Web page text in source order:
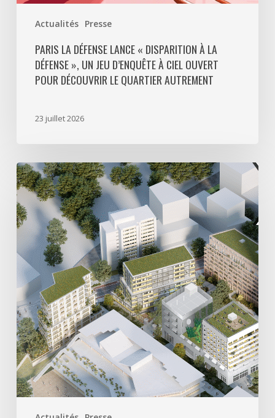
Actualités Presse
découvrir
quartier
PARIS LA DÉFENSE LANCE « DISPARITION À LA
DÉFENSE », UN JEU D’ENQUÊTE À CIEL OUVERT
POUR DÉCOUVRIR LE QUARTIER AUTREMENT
23 juillet 2026
Avec
5
actes
signés
pour
créer
000
m2
de
programmes
mixtes
et
900
logements,